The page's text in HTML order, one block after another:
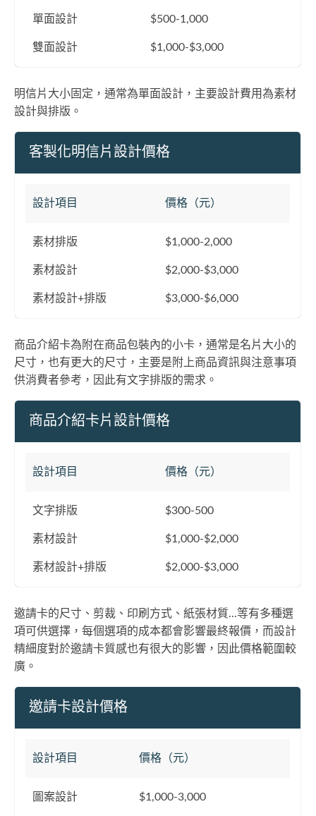
單面設計 $500-1,000
雙面設計 $1,000-$3,000
明信片大小固定，通常為單面設計，主要設計費用為素材
設計與排版。
客製化明信片設計價格
設計項目 價格（元）
素材排版 $1,000-2,000
素材設計 $2,000-$3,000
素材設計+排版 $3,000-$6,000
商品介紹卡為附在商品包裝內的小卡，通常是名片大小的
尺寸，也有更大的尺寸，主要是附上商品資訊與注意事項
供消費者參考，因此有文字排版的需求。
商品介紹卡片設計價格
設計項目 價格（元）
文字排版 $300-500
素材設計 $1,000-$2,000
素材設計+排版 $2,000-$3,000
邀請卡的尺寸、剪裁、印刷方式、紙張材質...等有多種選
項可供選擇，每個選項的成本都會影響最終報價，而設計
精細度對於邀請卡質感也有很大的影響，因此價格範圍較
廣。
邀請卡設計價格
設計項目 價格（元）
圖案設計 $1,000-3,000